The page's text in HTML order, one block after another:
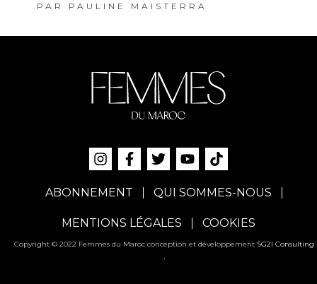
PAR PAULINE MAISTERRA
ABONNEMENT QUI SOMMES-NOUS
MENTIONS LÉGALES COOKIES
Copyright © 2022 Femmes du Maroc conception et développement SG2I Consulting